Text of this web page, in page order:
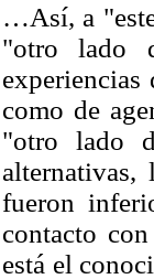
…Así, a
"otro lado
experiencias
como de
"otro lado
alternativas,
fueron
contacto
está el